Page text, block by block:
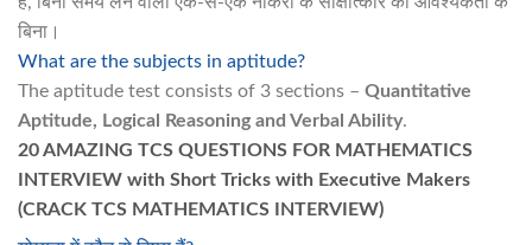
बिना।
What are the subjects in aptitude?
The aptitude test consists of 3 sections – Quantitative
Aptitude, Logical Reasoning and Verbal Ability.
20 AMAZING TCS QUESTIONS FOR MATHEMATICS
INTERVIEW with Short Tricks with Executive Makers
(CRACK TCS MATHEMATICS INTERVIEW)